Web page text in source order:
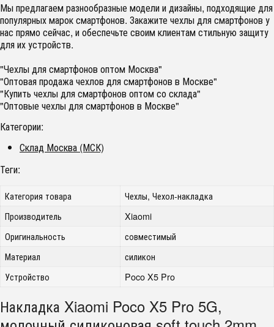
Мы предлагаем разнообразные модели и дизайны, подходящие для
популярных марок смартфонов. Закажите чехлы для смартфонов у
нас прямо сейчас, и обеспечьте своим клиентам стильную защиту
для их устройств.
"Чехлы для смартфонов оптом Москва"
"Оптовая продажа чехлов для смартфонов в Москве"
"Купить чехлы для смартфонов оптом со склада"
"Оптовые чехлы для смартфонов в Москве"
Категории:
Склад Москва (МСК)
Теги:
Категория товара
Чехлы, Чехол-накладка
Производитель
Xiaomi
Оригинальность
совместимый
Материал
силикон
Устройство
Poco X5 Pro
Накладка Xiaomi Poco X5 Pro 5G,